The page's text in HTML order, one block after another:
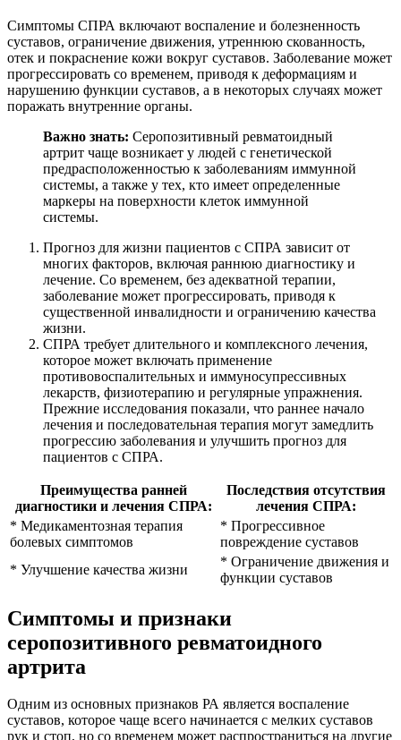
Симптомы СПРА включают воспаление и болезненность
суставов, ограничение движения, утреннюю скованность,
отек и покраснение кожи вокруг суставов. Заболевание может
прогрессировать со временем, приводя к деформациям и
нарушению функции суставов, а в некоторых случаях может
поражать внутренние органы.
Важно знать: Серопозитивный ревматоидный
артрит чаще возникает у людей с генетической
предрасположенностью к заболеваниям иммунной
системы, а также у тех, кто имеет определенные
маркеры на поверхности клеток иммунной
системы.
Прогноз для жизни пациентов с СПРА зависит от
многих факторов, включая раннюю диагностику и
лечение. Со временем, без адекватной терапии,
заболевание может прогрессировать, приводя к
существенной инвалидности и ограничению качества
жизни.
СПРА требует длительного и комплексного лечения,
которое может включать применение
противовоспалительных и иммуносупрессивных
лекарств, физиотерапию и регулярные упражнения.
Прежние исследования показали, что раннее начало
лечения и последовательная терапия могут замедлить
прогрессию заболевания и улучшить прогноз для
пациентов с СПРА.
Преимущества ранней
диагностики и лечения СПРА:
Последствия отсутствия
лечения СПРА:
* Медикаментозная терапия
болевых симптомов
* Прогрессивное
повреждение суставов
* Улучшение качества жизни
* Ограничение движения и
функции суставов
Симптомы и признаки
серопозитивного ревматоидного
артрита
Одним из основных признаков РА является воспаление
суставов, которое чаще всего начинается с мелких суставов
рук и стоп, но со временем может распространиться на другие